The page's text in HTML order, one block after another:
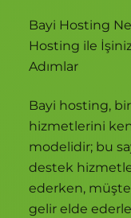
Bayi Hosting
Hosting ile
Adımlar
Bayi hosting, bir
hizmetlerini
modelidir; bu
destek
ederken,
gelir elde